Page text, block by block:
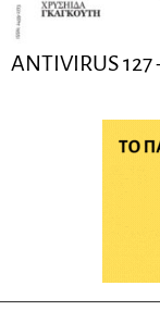
ANTIVIRUS 127